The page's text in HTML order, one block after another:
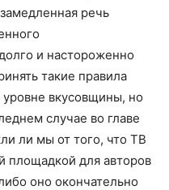
речь
и настороженно
такие правила
вкусовщины, но
случае во главе
ли мы от того, что ТВ
площадкой для авторов
оно окончательно